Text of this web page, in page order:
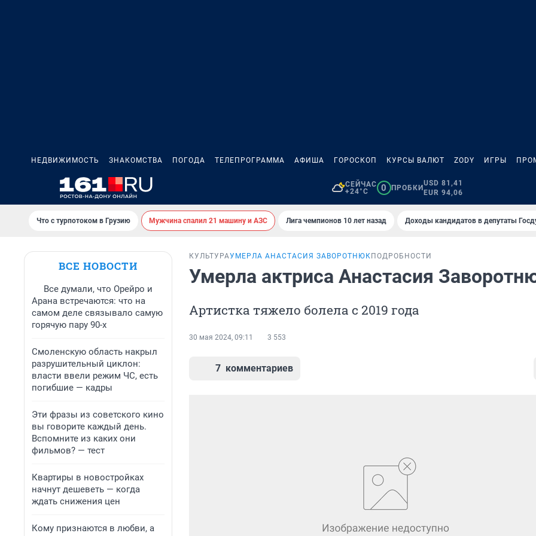
НЕДВИЖИМОСТЬ ЗНАКОМСТВА ПОГОДА ТЕЛЕПРОГРАММА АФИША ГОРОСКОП КУРСЫ ВАЛЮТ ZODY ИГРЫ
СЕЙЧАС
+24°C
0 ПРОБКИ
USD 81,41
EUR 94,06
Что с турпотоком в Грузию Мужчина спалил 21 машину и АЗС Лига чемпионов 10 лет назад Доходы кандидатов в депутаты
ВСЕ НОВОСТИ
Все думали, что Орейро и
Арана встречаются: что на
самом деле связывало самую
горячую пару 90-х
Смоленскую область накрыл
разрушительный циклон:
власти ввели режим ЧС, есть
погибшие — кадры
Эти фразы из советского кино
вы говорите каждый день.
Вспомните из каких они
фильмов? — тест
Квартиры в новостройках
начнут дешеветь — когда
ждать снижения цен
Кому признаются в любви, а
КУЛЬТУРАУМЕРЛА АНАСТАСИЯ ЗАВОРОТНЮК ПОДРОБНОСТИ
Умерла актриса Анастасия
Артистка тяжело болела с 2019 года
30 мая 2024, 09:11 3 553
7 комментариев